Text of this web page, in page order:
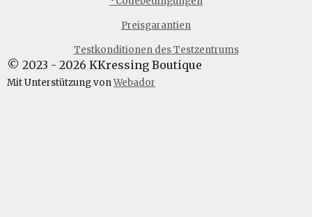
o
k
a
r
a
m
o
p
p
Preisgarantien
Testkonditionen des Testzentrums
© 2023 - 2026 KKressing Boutique
Mit Unterstützung vonWebador